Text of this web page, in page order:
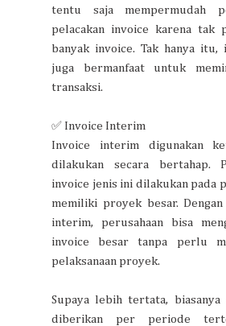
tentu saja mempermudah
pelacakan invoice karena tak
banyak invoice. Tak hanya
juga bermanfaat untuk
transaksi.
✅ Invoice Interim
Invoice interim digunakan
dilakukan secara bertahap.
invoice jenis ini dilakukan pada
memiliki proyek besar. Dengan
interim, perusahaan bisa
invoice besar tanpa perlu
pelaksanaan proyek.
Supaya lebih tertata,
diberikan per periode